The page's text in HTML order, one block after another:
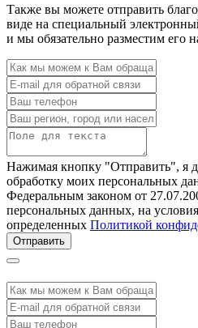
Также вы можете отправить
виде на специальный
и мы обязательно разместим его
Нажимая кнопку "Отправить", я
обработку моих персональных
Федеральным законом от
персональных данных, на
определенных Политикой
Отправить